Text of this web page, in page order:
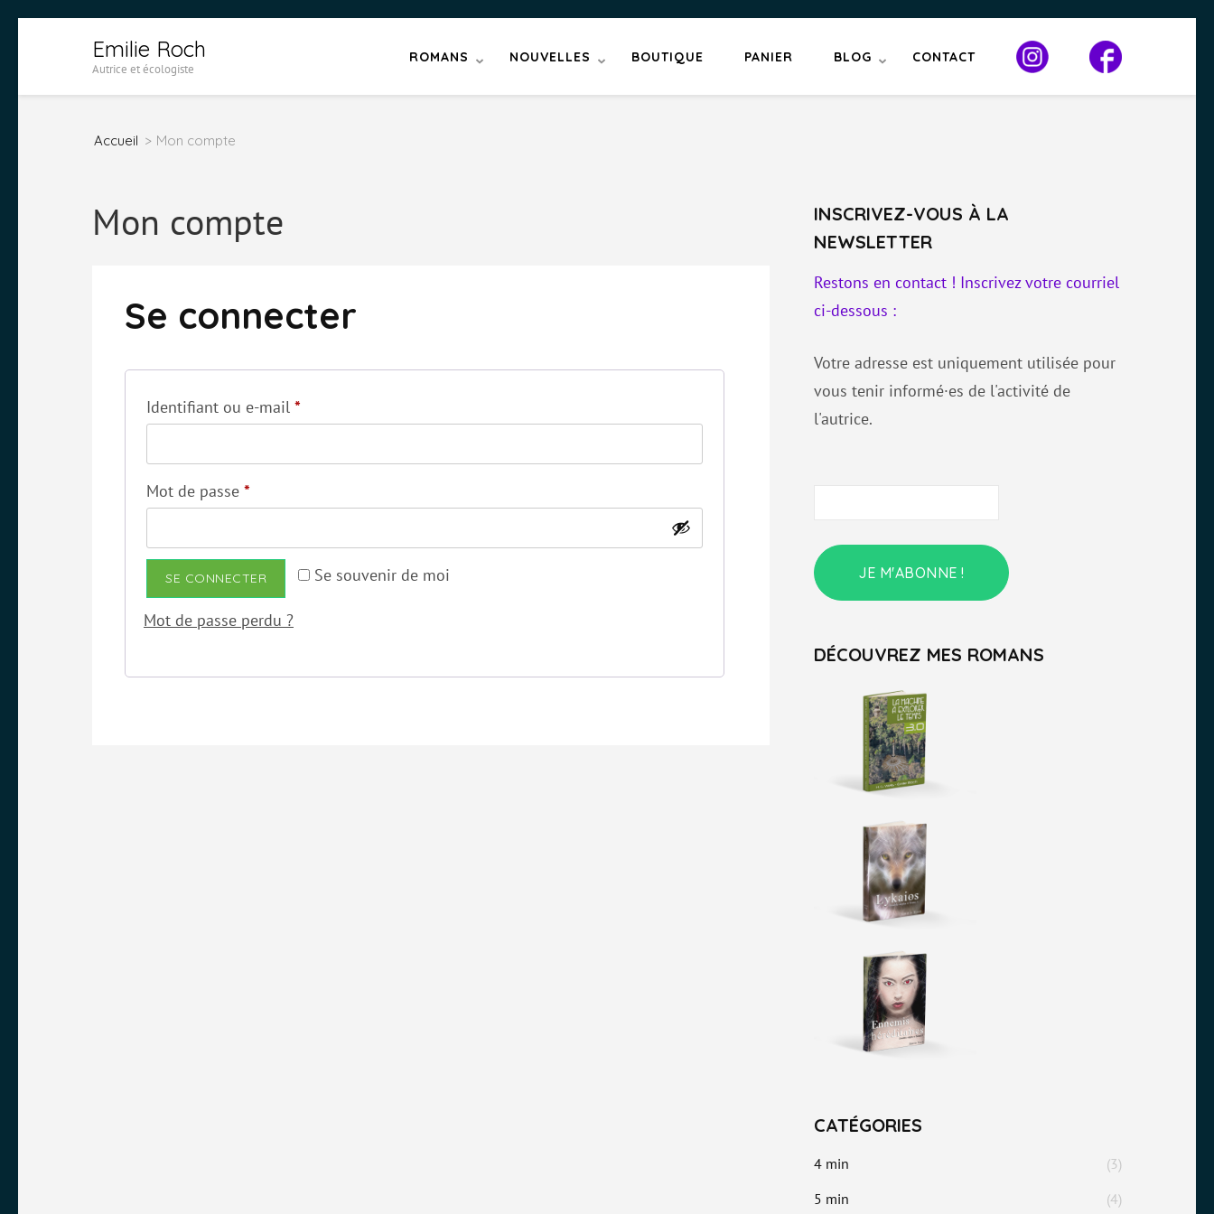
Emilie Roch
Autrice et écologiste
ROMANS NOUVELLES BOUTIQUE PANIER BLOG CONTACT
Accueil > Mon compte
Mon compte
Se connecter
Identifiant ou e-mail *
Mot de passe *
Se souvenir de moi
SE CONNECTER
Mot de passe perdu ?
INSCRIVEZ-VOUS À LA
NEWSLETTER
Restons en contact ! Inscrivez votre courriel
ci-dessous :
Votre adresse est uniquement utilisée pour
vous tenir informé·es de l'activité de
l'autrice.
DÉCOUVREZ MES ROMANS
CATÉGORIES
4 min
(3)
5 min
(4)